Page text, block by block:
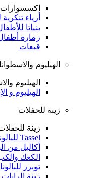
إكسسوارات
أزياء
بنياتا
زمارة
قبعات
الهيليوم
الهيليوم
الهيليوم و
زينة للحفلات
زينة
Tassel للبالونات
أكاليل من
الكعك
توبرز